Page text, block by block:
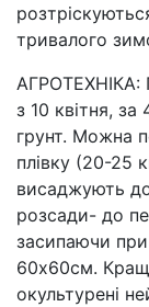
тривалого
АГРОТЕХНІКА:
з 10 квітня,
грунт. Можна
плівку (20-25
висаджують
розсади- до
засипаючи
60х60см.
окультурені